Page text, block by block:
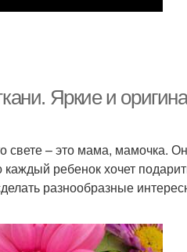
Яркие и
свете – это мама, мамочка.
каждый ребенок хочет
разнообразные